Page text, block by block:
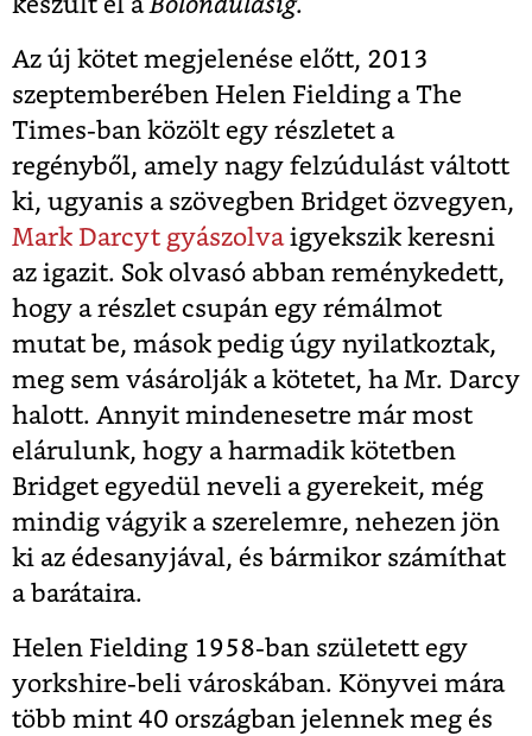
Az új kötet megjelenése előtt, 2013
szeptemberében Helen Fielding a The
Times-ban közölt egy részletet a
regényből, amely nagy felzúdulást váltott
ki, ugyanis a szövegben Bridget özvegyen,
Mark Darcyt gyászolvaigyekszik keresni
az igazit. Sok olvasó abban reménykedett,
hogy a részlet csupán egy rémálmot
mutat be, mások pedig úgy nyilatkoztak,
meg sem vásárolják a kötetet, ha Mr. Darcy
halott. Annyit mindenesetre már most
elárulunk, hogy a harmadik kötetben
Bridget egyedül neveli a gyerekeit, még
mindig vágyik a szerelemre, nehezen jön
ki az édesanyjával, és bármikor számíthat
a barátaira.
Helen Fielding 1958-ban született egy
yorkshire-beli városkában. Könyvei mára
több mint 40 országban jelennek meg és